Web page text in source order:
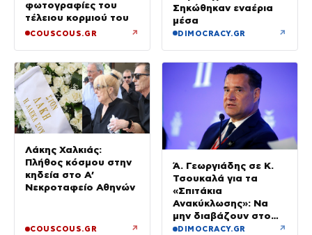
φωτογραφίες του
τέλειου κορμιού του
COUSCOUS.GR ↗
Σηκώθηκαν εναέρια
μέσα
DIMOCRACY.GR ↗
Λάκης Χαλκιάς:
Πλήθος κόσμου στην
κηδεία στο Α’
Νεκροταφείο Αθηνών
COUSCOUS.GR ↗
Ά. Γεωργιάδης σε Κ.
Τσουκαλά για τα
«Σπιτάκια
Ανακύκλωσης»: Να
μην διαβάζουν στο
ΠΑΣΟΚ μόνο όσα
DIMOCRACY.GR ↗